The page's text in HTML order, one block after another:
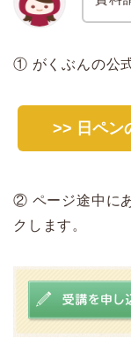
① がくぶんの公
>> 日ペン
② ページ途中に
クします。